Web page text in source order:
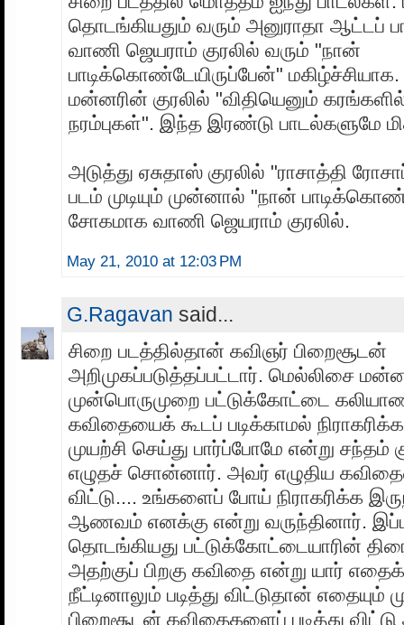
தொடங்கியதும் வரும் அனுராதா ஆட்டப்
வாணி ஜெயராம் குரலில் வரும் "நான்
பாடிக்கொண்டேயிருப்பேன்" மகிழ்ச்சியாக.
மன்னரின் குரலில் "விதியெனும்
நரம்புகள்". இந்த இரண்டு பாடல்களுமே
அடுத்து ஏசுதாஸ் குரலில் "ராசாத்தி
படம் முடியும் முன்னால் "நான்
சோகமாக வாணி ஜெயராம் குரலில்.
May 21, 2010 at 12:03 PM
G.Ragavan said...
சிறை படத்தில்தான் கவிஞர் பிறைசூடன்
அறிமுகப்படுத்தப்பட்டார். மெல்லிசை
முன்பொருமுறை பட்டுக்கோட்டை
கவிதையைக் கூடப் படிக்காமல் நிராகரிக்க
முயற்சி செய்து பார்ப்போமே என்று சந்தம்
எழுதச் சொன்னார். அவர் எழுதிய
விட்டு.... உங்களைப் போய் நிராகரிக்க
ஆணவம் எனக்கு என்று வருந்தினார்.
தொடங்கியது பட்டுக்கோட்டையாரின்
அதற்குப் பிறகு கவிதை என்று யார்
நீட்டினாலும் படித்து விட்டுதான் எதையும்
பிறைசூடன் கவிதைகளைப் படித்து